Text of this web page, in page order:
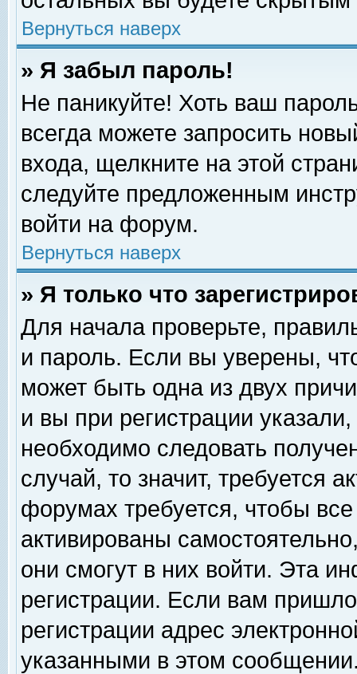
Вернуться наверх
» Я забыл пароль!
Не паникуйте! Хоть ваш
всегда можете запросить
входа, щелкните на этой
следуйте предложенным
войти на форум.
Вернуться наверх
» Я только что
Для начала проверьте,
и пароль. Если вы уверены,
может быть одна из двух
и вы при регистрации
необходимо следовать
случай, то значит, требуется
форумах требуется, чтобы
активированы
они смогут в них войти. Эта
регистрации. Если вам
регистрации адрес
указанными в этом